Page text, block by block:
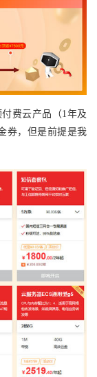
费云产品（1年及
券，但是前提是我